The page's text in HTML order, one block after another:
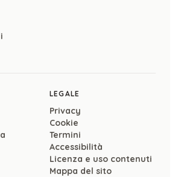
LEGALE
Privacy
Cookie
Termini
Accessibilità
Licenza e uso contenuti
Mappa del sito